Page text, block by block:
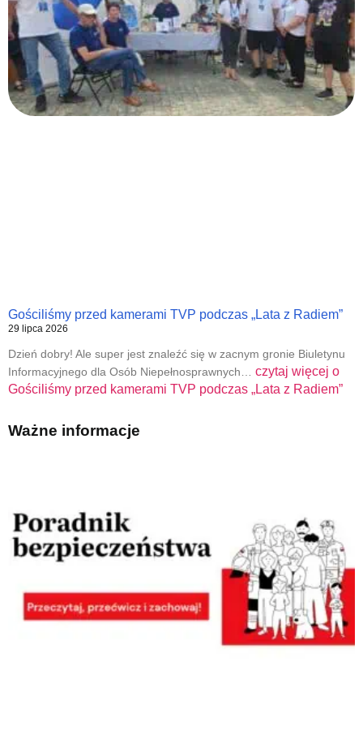
Gościliśmy przed kamerami TVP podczas „Lata z Radiem”
29 lipca 2026
Dzień dobry! Ale super jest znaleźć się w zacnym gronie Biuletynu
Informacyjnego dla Osób Niepełnosprawnych… czytaj więcej o
Gościliśmy przed kamerami TVP podczas „Lata z Radiem”
Ważne informacje